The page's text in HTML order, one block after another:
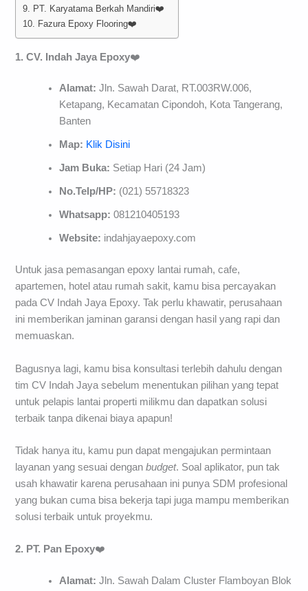
9. PT. Karyatama Berkah Mandiri❤️
10. Fazura Epoxy Flooring❤️
1. CV. Indah Jaya Epoxy❤️
Alamat: Jln. Sawah Darat, RT.003RW.006,
Ketapang, Kecamatan Cipondoh, Kota Tangerang,
Banten
Map: Klik Disini
Jam Buka: Setiap Hari (24 Jam)
No.Telp/HP: (021) 55718323
Whatsapp: 081210405193
Website: indahjayaepoxy.com
Untuk jasa pemasangan epoxy lantai rumah, cafe,
apartemen, hotel atau rumah sakit, kamu bisa percayakan
pada CV Indah Jaya Epoxy. Tak perlu khawatir, perusahaan
ini memberikan jaminan garansi dengan hasil yang rapi dan
memuaskan.
Bagusnya lagi, kamu bisa konsultasi terlebih dahulu dengan
tim CV Indah Jaya sebelum menentukan pilihan yang tepat
untuk pelapis lantai properti milikmu dan dapatkan solusi
terbaik tanpa dikenai biaya apapun!
Tidak hanya itu, kamu pun dapat mengajukan permintaan
layanan yang sesuai denganbudget. Soal aplikator, pun tak
usah khawatir karena perusahaan ini punya SDM profesional
yang bukan cuma bisa bekerja tapi juga mampu memberikan
solusi terbaik untuk proyekmu.
2. PT. Pan Epoxy❤️
Alamat: Jln. Sawah Dalam Cluster Flamboyan Blok